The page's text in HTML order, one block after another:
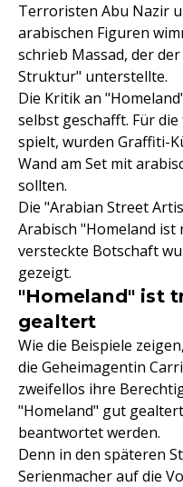
Terroristen Abu Nazir
arabischen Figuren
schrieb Massad, der
Struktur" unterstellte.
Die Kritik an
selbst geschafft. Für
spielt, wurden Graffiti-
Wand am Set mit
sollten.
Die "Arabian Street
Arabisch "Homeland ist
versteckte Botschaft
gezeigt.
"Homeland" ist
gealtert
Wie die Beispiele
die Geheimagentin
zweifellos ihre
"Homeland" gut
beantwortet werden.
Denn in den späteren
Serienmacher auf die